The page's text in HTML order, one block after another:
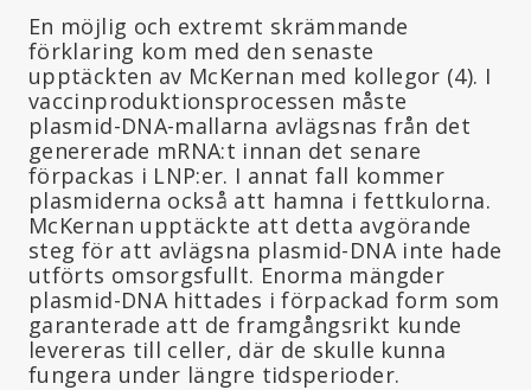
En möjlig och extremt skrämmande
förklaring kom med den senaste
upptäckten av McKernan med kollegor (4). I
vaccinproduktionsprocessen måste
plasmid-DNA-mallarna avlägsnas från det
genererade mRNA:t innan det senare
förpackas i LNP:er. I annat fall kommer
plasmiderna också att hamna i fettkulorna.
McKernan upptäckte att detta avgörande
steg för att avlägsna plasmid-DNA inte hade
utförts omsorgsfullt. Enorma mängder
plasmid-DNA hittades i förpackad form som
garanterade att de framgångsrikt kunde
levereras till celler, där de skulle kunna
fungera under längre tidsperioder.